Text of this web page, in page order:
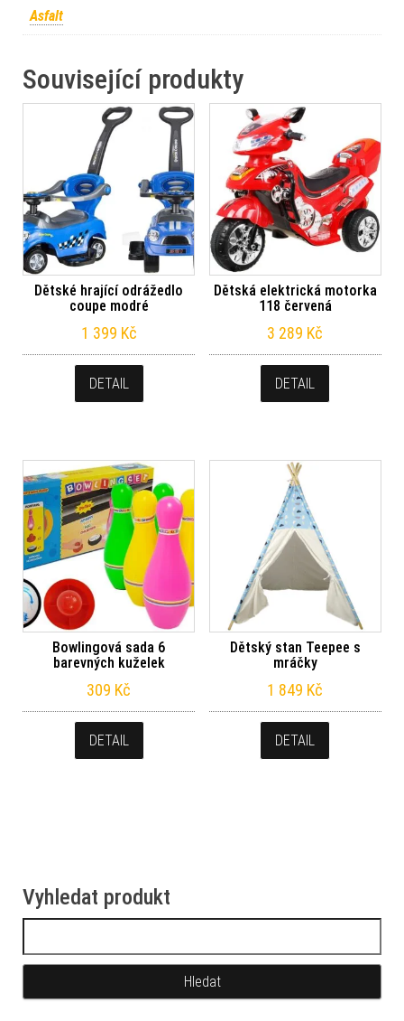
Asfalt
Související produkty
Dětské hrající odrážedlo
coupe modré
1 399 Kč
DETAIL
Dětská elektrická motorka
118 červená
3 289 Kč
DETAIL
Bowlingová sada 6
barevných kuželek
309 Kč
DETAIL
Dětský stan Teepee s
mráčky
1 849 Kč
DETAIL
Vyhledat produkt